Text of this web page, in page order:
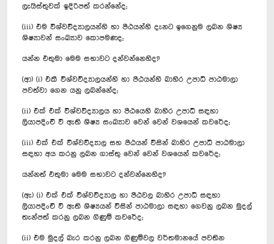
ලැයිස්තුවක් ඉදිරිපත් කරන්නේද;
(iii) එම විශ්වවිද්‍යාලයන්හි හා පීඨයන්හි දැනට ඉගෙනුම ලබන ශිෂ්‍ය
ශිෂ්‍යාවන් සංඛ්‍යාව කොපමණද;
යන්න එතුමා මෙම සභාවට දන්වන්නෙහිද?
(ආ) (i) එකී විශ්වවිද්‍යාලයන්හි හා පීඨයන්හි බාහිර උපාධි පාඨමාලා
පවත්වා ගෙන යනු ලබන්නේද;
(ii) එක් එක් විශ්වවිද්‍යාලය හා පීඨයෙහි බාහිර උපාධි සඳහා
ලියාපදිංචි වී ඇති ශිෂ්‍ය සංඛ්‍යාව වෙන් වෙන් වශයෙන් කවරේද;
(iii) එක් එක් විශ්වවිද්‍යාල සහ පීඨයන් විසින් බාහිර උපාධි පාඨමාලා
සඳහා අය කරනු ලබන ගාස්තු වෙන් වෙන් වශයෙන් කවරේද;
යන්නත් එතුමා මෙම සභාවට දන්වන්නෙහිද?
(ඇ) (i) එක් එක් විශ්වවිද්‍යාල හා පීඨවල බාහිර උපාධි සඳහා
ලියාපදිංචි වී ඇති ශිෂ්‍යයන් විසින් පාඨමාලා සඳහා ගෙවනු ලබන මුදල්
තැන්පත් කරනු ලබන ගිණුම් කවරේද;
(ii) එම මුදල් බැර කරනු ලබන ගිණුම්වල වර්තමානයේ පවතින